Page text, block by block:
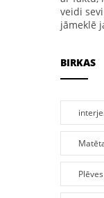
veidi
jāmeklē
BIRKAS